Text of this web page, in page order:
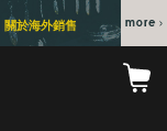
關於海外銷售